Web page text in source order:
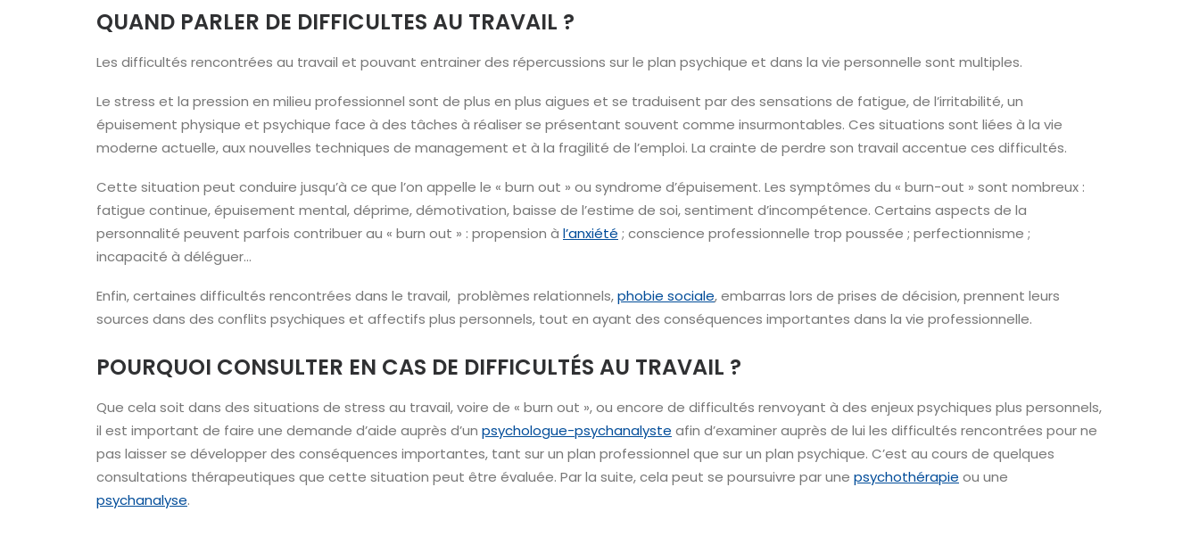
QUAND PARLER DE DIFFICULTES AU TRAVAIL ?
Les difficultés rencontrées au travail et pouvant entrainer des répercussions sur le plan psychique et dans la vie personnelle sont multiples.
Le stress et la pression en milieu professionnel sont de plus en plus aigues et se traduisent par des sensations de fatigue, de l’irritabilité, un
épuisement physique et psychique face à des tâches à réaliser se présentant souvent comme insurmontables. Ces situations sont liées à la vie
moderne actuelle, aux nouvelles techniques de management et à la fragilité de l’emploi. La crainte de perdre son travail accentue ces difficultés.
Cette situation peut conduire jusqu’à ce que l’on appelle le « burn out » ou syndrome d’épuisement. Les symptômes du « burn-out » sont nombreux :
fatigue continue, épuisement mental, déprime, démotivation, baisse de l’estime de soi, sentiment d’incompétence. Certains aspects de la
personnalité peuvent parfois contribuer au « burn out » : propension à l’anxiété ; conscience professionnelle trop poussée ; perfectionnisme ;
incapacité à déléguer…
Enfin, certaines difficultés rencontrées dans le travail, problèmes relationnels,phobie sociale, embarras lors de prises de décision, prennent leurs
sources dans des conflits psychiques et affectifs plus personnels, tout en ayant des conséquences importantes dans la vie professionnelle.
POURQUOI CONSULTER EN CAS DE DIFFICULTÉS AU TRAVAIL ?
Que cela soit dans des situations de stress au travail, voire de « burn out », ou encore de difficultés renvoyant à des enjeux psychiques plus personnels,
il est important de faire une demande d’aide auprès d’un psychologue-psychanalyste afin d’examiner auprès de lui les difficultés rencontrées pour ne
pas laisser se développer des conséquences importantes, tant sur un plan professionnel que sur un plan psychique. C’est au cours de quelques
consultations thérapeutiques que cette situation peut être évaluée. Par la suite, cela peut se poursuivre par une psychothérapie ou une
psychanalyse.